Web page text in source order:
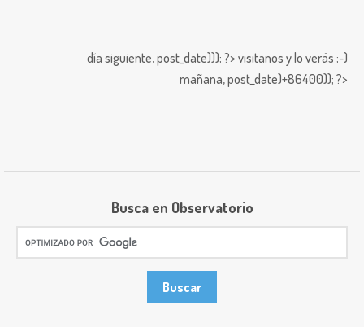
día siguiente,post_date))); ?> visitanos y lo verás ;-)
mañana,post_date)+86400)); ?>
Busca en Observatorio